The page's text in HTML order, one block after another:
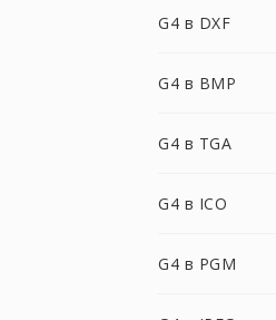
G4 в DXF
G4 в BMP
G4 в TGA
G4 в ICO
G4 в PGM